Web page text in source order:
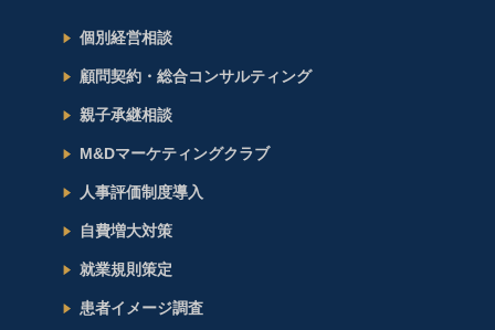
個別経営相談
顧問契約・総合コンサルティング
親子承継相談
M&Dマーケティングクラブ
人事評価制度導入
自費増大対策
就業規則策定
患者イメージ調査